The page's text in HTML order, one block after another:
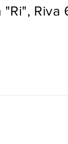
"Ri",